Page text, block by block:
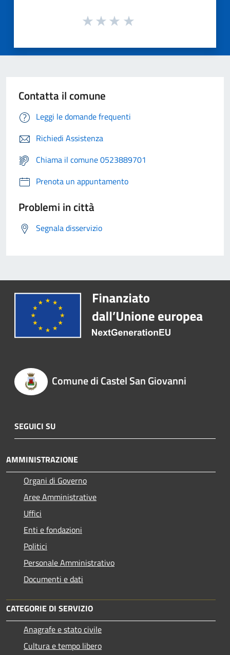
Contatta il comune
Leggi le domande frequenti
Richiedi Assistenza
Chiama il comune 0523889701
Prenota un appuntamento
Problemi in città
Segnala disservizio
Comune di Castel San Giovanni
SEGUICI SU
AMMINISTRAZIONE
Organi di Governo
Aree Amministrative
Uffici
Enti e fondazioni
Politici
Personale Amministrativo
Documenti e dati
CATEGORIE DI SERVIZIO
Anagrafe e stato civile
Cultura e tempo libero